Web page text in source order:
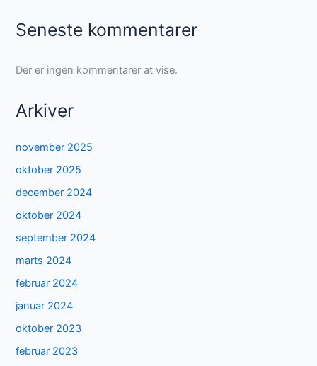
Seneste kommentarer
Der er ingen kommentarer at vise.
Arkiver
november 2025
oktober 2025
december 2024
oktober 2024
september 2024
marts 2024
februar 2024
januar 2024
oktober 2023
februar 2023